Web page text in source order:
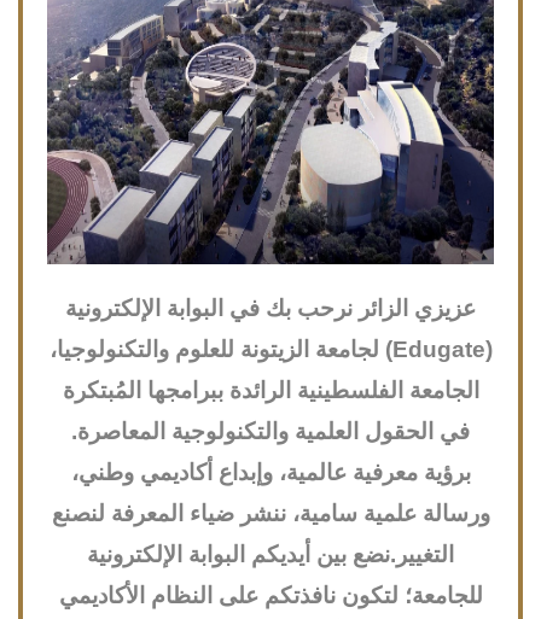
عزيزي الزائر نرحب بك في البوابة الإلكترونية
(Edugate) لجامعة الزيتونة للعلوم والتكنولوجيا،
الجامعة الفلسطينية الرائدة ببرامجها المُبتكرة
في الحقول العلمية والتكنولوجية المعاصرة.
برؤية معرفية عالمية، وإبداع أكاديمي وطني،
ورسالة علمية سامية، ننشر ضياء المعرفة لنصنع
التغيير.نضع بين أيديكم البوابة الإلكترونية
للجامعة؛ لتكون نافذتكم على النظام الأكاديمي